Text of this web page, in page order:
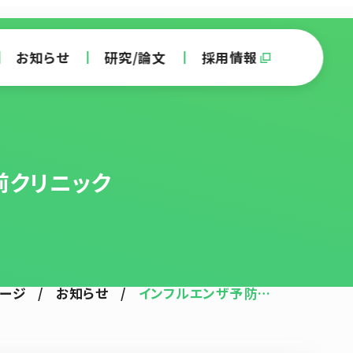
お知らせ 研究/論文 採用情報
リニック
ジ / お知らせ / インフルエンザ予防…